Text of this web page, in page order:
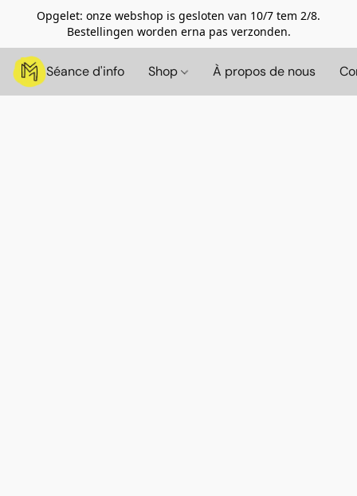
Opgelet: onze webshop is gesloten van 10/7 tem 2/8.
Bestellingen worden erna pas verzonden.
Séance d'info Shop À propos de nous